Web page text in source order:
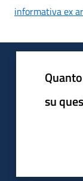
informativa ex
su